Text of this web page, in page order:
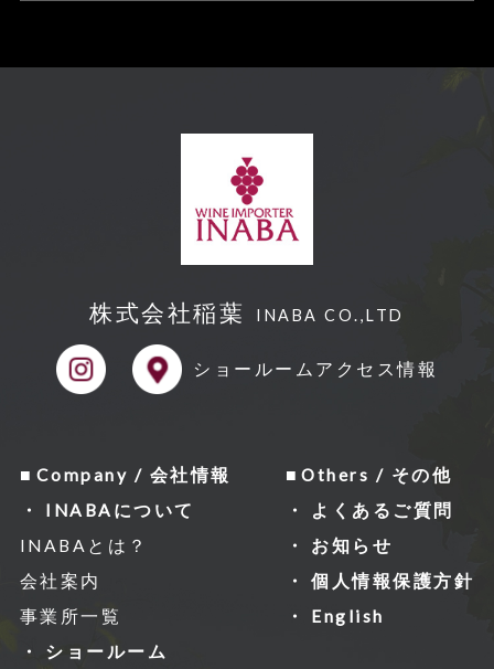
株式会社稲葉 INABA CO.,LTD
ショールーム アクセス情報
Company / 会社情報
INABAについて
INABAとは？
会社案内
事業所一覧
ショールーム
Others / その他
よくあるご質問
お知らせ
個人情報保護方針
English